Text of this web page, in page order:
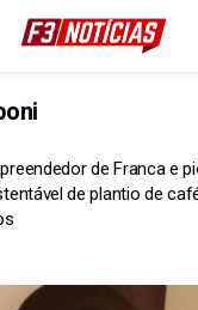
de Franca e
de plantio de